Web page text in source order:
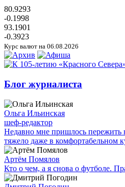
80.9293
-0.1998
93.1901
-0.3923
Курс валют на 06.08.2026
Блог журналиста
Ольга Ильинская
шеф-редактор
Недавно мне пришлось пережить
тяжело даже в комфортабельном
Артём Помялов
Кто о чем, а я снова о футболе.